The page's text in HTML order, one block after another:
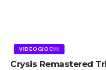
VIDEOGIOCHI
Crysis Remastered